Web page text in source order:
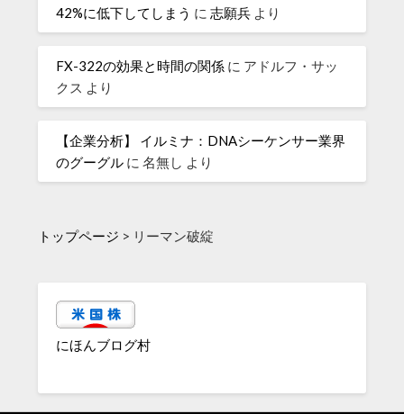
42%に低下してしまう に志願兵 より
FX-322の効果と時間の関係 に アドルフ・サッ
クス より
【企業分析】 イルミナ：DNAシーケンサー業界
のグーグル に名無し より
トップページ > リーマン破綻
にほんブログ村